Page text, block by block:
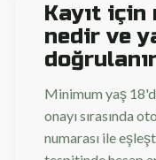
Kayıt için
nedir ve
Minimum yaş
onayı sırasında
numarası ile